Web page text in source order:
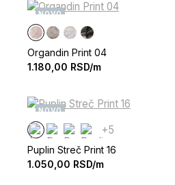
NOVO
Organdin Print 04
1.180,00 RSD/m
NOVO
+5
Puplin Streč Print 16
1.050,00 RSD/m